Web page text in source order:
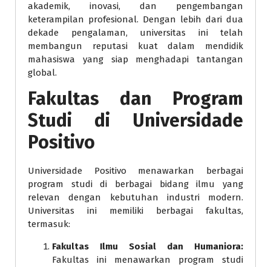
akademik, inovasi, dan pengembangan
keterampilan profesional. Dengan lebih dari dua
dekade pengalaman, universitas ini telah
membangun reputasi kuat dalam mendidik
mahasiswa yang siap menghadapi tantangan
global.
Fakultas dan Program
Studi di Universidade
Positivo
Universidade Positivo menawarkan berbagai
program studi di berbagai bidang ilmu yang
relevan dengan kebutuhan industri modern.
Universitas ini memiliki berbagai fakultas,
termasuk:
Fakultas Ilmu Sosial dan Humaniora:
Fakultas ini menawarkan program studi